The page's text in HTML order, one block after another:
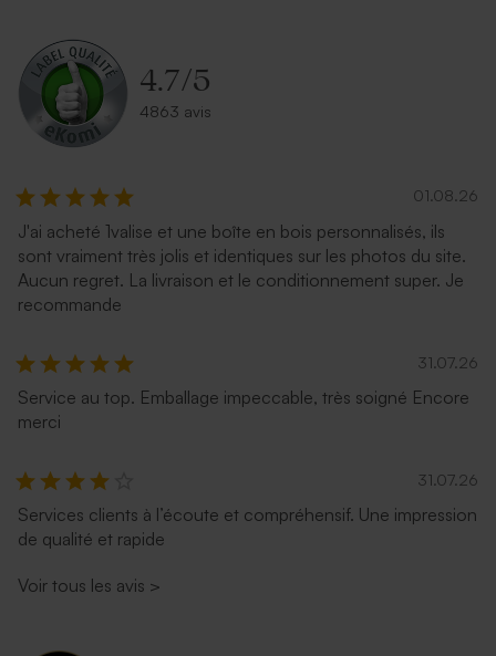
4.7/5
4863 avis
01.08.26
J'ai acheté 1valise et une boîte en bois personnalisés, ils
sont vraiment très jolis et identiques sur les photos du site.
Aucun regret. La livraison et le conditionnement super. Je
recommande
31.07.26
Service au top. Emballage impeccable, très soigné Encore
merci
31.07.26
Services clients à l’écoute et compréhensif. Une impression
de qualité et rapide
Voir tous les avis >